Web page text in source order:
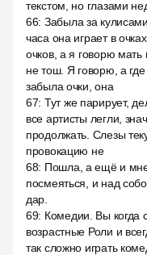
текстом, но глазами
66: Забыла за
часа она играет в
очков, а я говорю мать
не тош. Я говорю, а
забыла очки, она
67: Тут же парирует,
все артисты легли,
продолжать. Слезы
провокацию не
68: Пошла, а ещё и мне
посмеяться, и над
дар.
69: Комедии. Вы когда
возрастные Роли и
так сложно играть